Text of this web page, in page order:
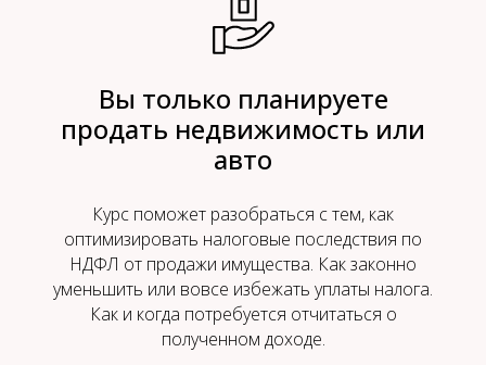
Вы только планируете
продать недвижимость или
авто
Курс поможет разобраться с тем, как
оптимизировать налоговые последствия по
НДФЛ от продажи имущества. Как законно
уменьшить или вовсе избежать уплаты налога.
Как и когда потребуется отчитаться о
полученном доходе.